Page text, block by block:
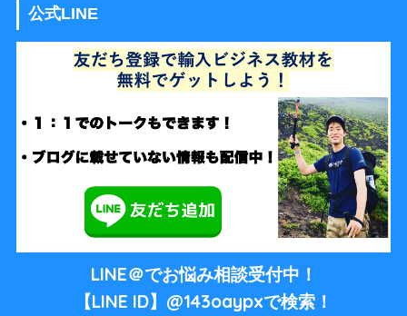
公式LINE
LINE＠でお悩み相談受付中！
【LINE ID】@143oaypxで検索！